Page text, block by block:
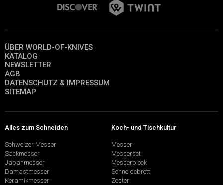
ÜBER WORLD-OF-KNIVES
KATALOG
NEWSLETTER
AGB
DATENSCHUTZ & IMPRESSUM
SITEMAP
Alles zum Schneiden
Schweizer Messer
Sackmesser
Japanmesser
Damastmesser
Keramikmesser
Koch- und Tischkultur
Messer
Messerset
Messerblock
Schneidebrett
Zester